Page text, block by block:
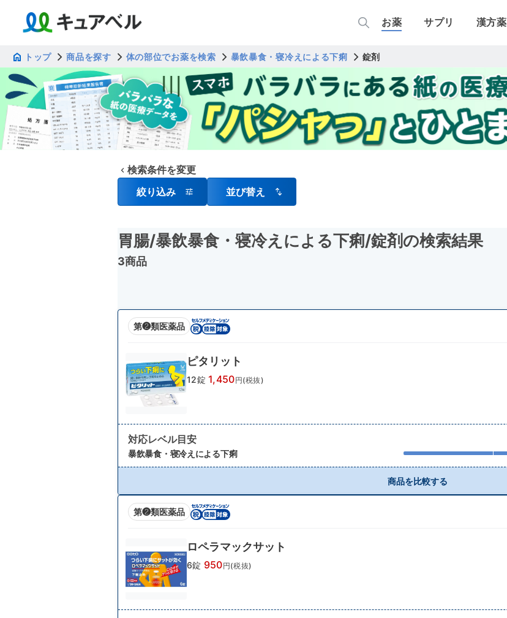
お薬 サプリ 漢方薬
トップ 商品を探す 体の部位でお薬を検索 暴飲暴食・寝冷えによる下痢 錠剤
検索条件を変更
絞り込み
並び替え
胃腸/暴飲暴食・寝冷えによる下痢/錠剤の検索結果
3商品
第❷類医薬品
ピタリット
12錠 1,450円(税抜)
対応レベル目安
暴飲暴食・寝冷えによる下痢
商品を比較する
第❷類医薬品
ロペラマックサット
6錠 950円(税抜)